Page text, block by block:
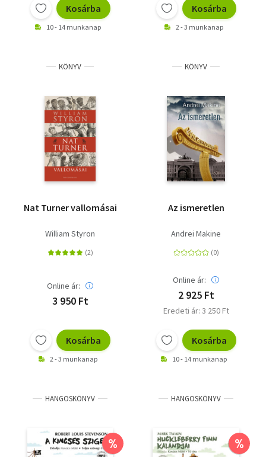
Kosárba
10 - 14 munkanap
Kosárba
2 - 3 munkanap
KÖNYV
Nat Turner vallomásai
William Styron
Online ár:
3 950 Ft
Kosárba
2 - 3 munkanap
KÖNYV
Az ismeretlen
Andrei Makine
Online ár:
2 925 Ft
Eredeti ár: 3 250 Ft
Kosárba
10 - 14 munkanap
HANGOSKÖNYV
%
HANGOSKÖNYV
%